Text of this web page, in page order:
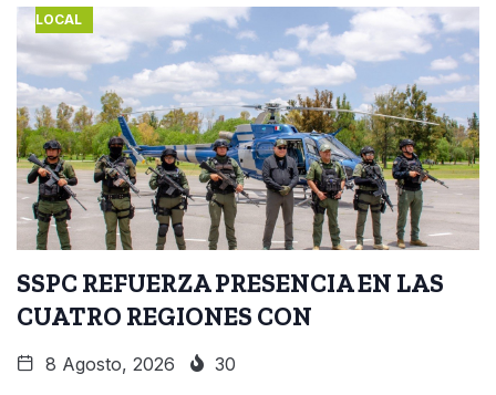
LOCAL
SSPC REFUERZA PRESENCIA EN LAS
CUATRO REGIONES CON
8 Agosto, 2026 30